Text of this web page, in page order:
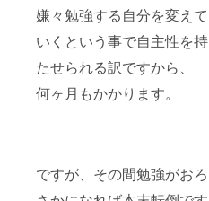
嫌々勉強する自分を変えて
いくという事で自主性を持
たせられる訳ですから、
何ヶ月もかかります。
ですが、その間勉強がおろ